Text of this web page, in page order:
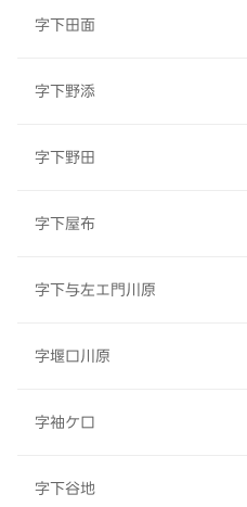
字下田面
字下野添
字下野田
字下屋布
字下与左エ門川原
字堰口川原
字袖ケ口
字下谷地